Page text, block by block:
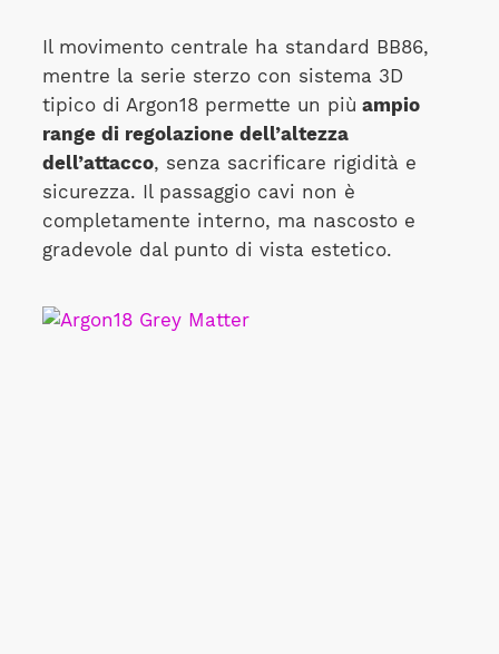
Il movimento centrale ha standard BB86,
mentre la serie sterzo con sistema 3D
tipico di Argon18 permette un più ampio
range di regolazione dell’altezza
dell’attacco, senza sacrificare rigidità e
sicurezza. Il passaggio cavi non è
completamente interno, ma nascosto e
gradevole dal punto di vista estetico.